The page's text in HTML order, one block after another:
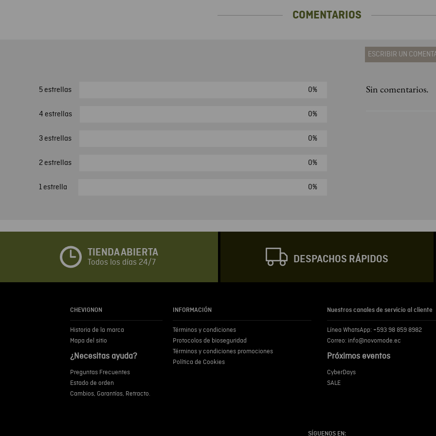
COMENTARIOS
5 estrellas 0%
4 estrellas 0%
3 estrellas 0%
2 estrellas 0%
1 estrella 0%
ESCRIBIR UN
Agregar
Escribir comentario
Sin comentarios.
TIENDA ABIERTA
Todos los días 24/7 DESPACHOS RÁPIDOS
CHEVIGNON
Historia de la marca
Mapa del sitio
¿Necesitas ayuda?
Preguntas Frecuentes
Estado de orden
Cambios, Garantías, Retracto.
INFORMACIÓN
Términos y condiciones
Protocolos de bioseguridad
Términos y condiciones promociones
Política de Cookies
Nuestros canales de servicio al cliente
Línea WhatsApp: +593 98 859 8982
Correo: info@novomode.ec
Próximos eventos
CyberDays
SALE
SÍGUENOS EN: